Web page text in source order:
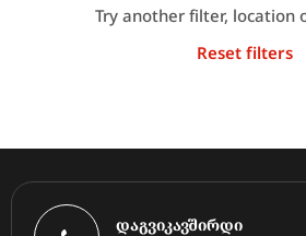
Try another filter, location
Reset filters
დაგვიკავშირდი